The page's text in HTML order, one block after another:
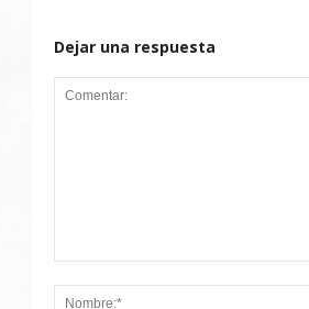
Dejar una respuesta